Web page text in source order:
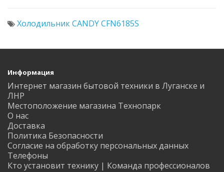
Холодильник CANDY CFN6185S
Информация
Интернет магазин бытовой техники в Луганске и
ЛНР
Местоположение магазина Технопарк
О нас
Доставка
Политика Безопасности
Согласие на обработку персональных данных
Телефоны
Кто установит технику | Команда профессионалов